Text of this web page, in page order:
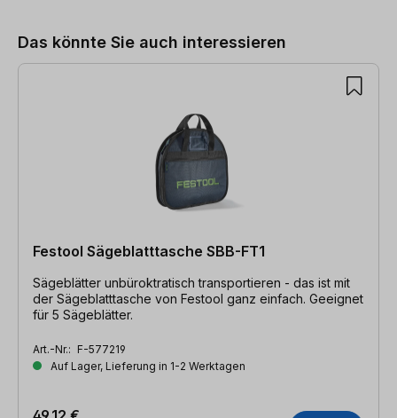
Das könnte Sie auch interessieren
Festool Sägeblatttasche SBB-FT1
Sägeblätter unbüroktratisch transportieren - das ist mit
der Sägeblatttasche von Festool ganz einfach. Geeignet
für 5 Sägeblätter.
Art.-Nr.: F-577219
Auf Lager, Lieferung in 1-2 Werktagen